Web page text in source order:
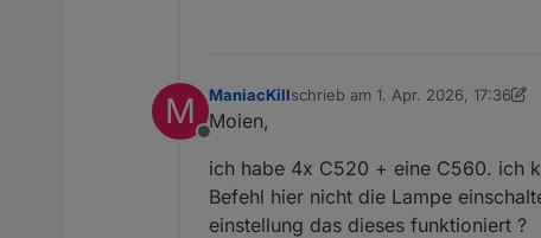
M
Offline
ManiacKillschrieb am 1. Apr. 2026, 17:36
zuletzt editiert von ManiacKill4.
Moien,
ich habe 4x C520 + eine C560. ich
Befehl hier nicht die Lampe
einstellung das dieses funktioniert ?